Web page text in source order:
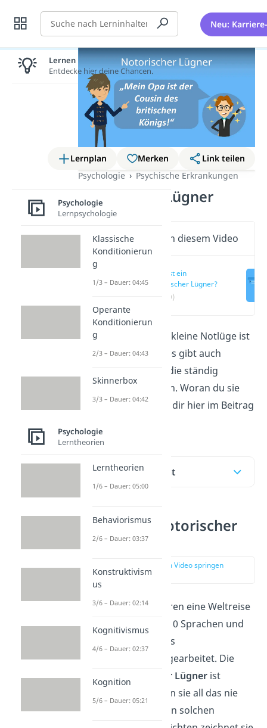
Suche Neu:
Lernplan Merken
Link teilen
Psychologie
Psychische Erkrankungen
Notorischer Lügner
Wichtige Inhalte in diesem Video
Was ist ein
notorischer Lügner?
(00:19)
Hin und wieder eine kleine Notlüge ist
ganz normal. Doch es gibt auch
, die ständig
Geschichten erfinden. Woran du sie
erkennst, zeigen wir dir hier im Beitrag
Inhaltsübersicht
Was ist ein notorischer
Lügner?
zur Stelle im Video springen
(00:19)
Sie haben mit 18 Jahren eine Weltreise
gemacht, sprechen 10 Sprachen und
haben gleichzeitig als
Entwicklungshelfer gearbeitet. Die
Fantasie notorischer Lügnerist
unendlich. Nur haben sie all das nie
wirklich erlebt. Neben solchen
Lernen lohnt sich!
Entdecke hier deine Chancen.
Psychologie
Lernpsychologie
Klassische
Konditionierun
g
1/3 – Dauer: 04:45
Operante
Konditionierun
g
2/3 – Dauer: 04:43
Skinnerbox
3/3 – Dauer: 04:42
Psychologie
Lerntheorien
Lerntheorien
1/6 – Dauer: 05:00
Behaviorismus
2/6 – Dauer: 03:37
Konstruktivism
us
3/6 – Dauer: 02:14
Kognitivismus
4/6 – Dauer: 02:37
Kognition
5/6 – Dauer: 05:21